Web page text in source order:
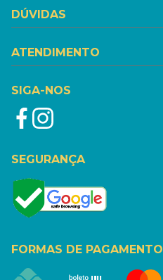
DÚVIDAS
ATENDIMENTO
SIGA-NOS
SEGURANÇA
FORMAS DE PAGAMENTO